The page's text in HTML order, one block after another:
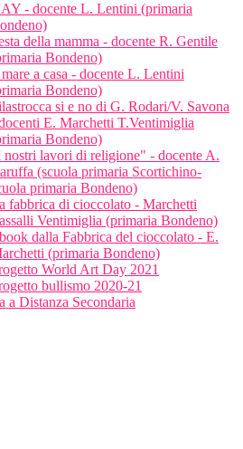
- docente L. Lentini (primaria
della mamma - docente R. Gentile
Bondeno)
a casa - docente L. Lentini
Bondeno)
si e no di G. Rodari/V. Savona
E. Marchetti T.Ventimiglia
Bondeno)
nostri lavori di religione" - docente A.
(scuola primaria Scortichino-
primaria Bondeno)
fabbrica di cioccolato - Marchetti
Ventimiglia (primaria Bondeno)
dalla Fabbrica del cioccolato - E.
(primaria Bondeno)
World Art Day 2021
bullismo 2020-21
a Distanza Secondaria